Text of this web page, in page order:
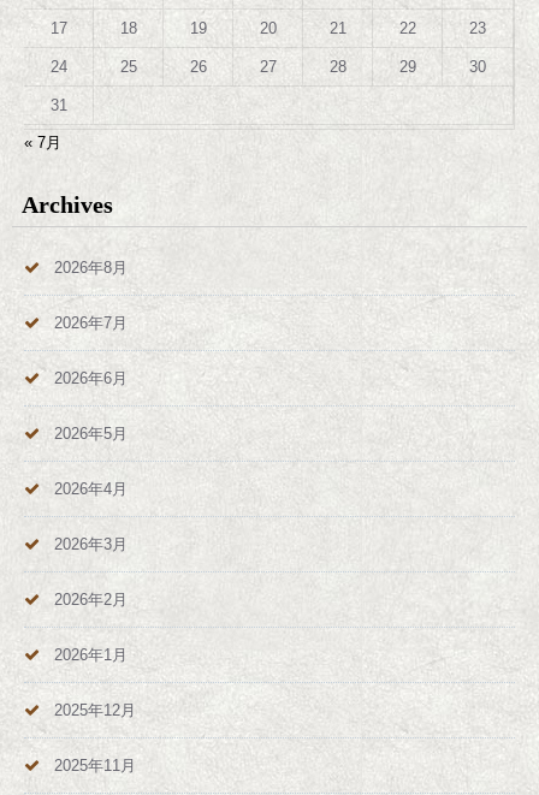
17 18 19 20 21 22 23
24 25 26 27 28 29 30
31
« 7月
Archives
2026年8月
2026年7月
2026年6月
2026年5月
2026年4月
2026年3月
2026年2月
2026年1月
2025年12月
2025年11月